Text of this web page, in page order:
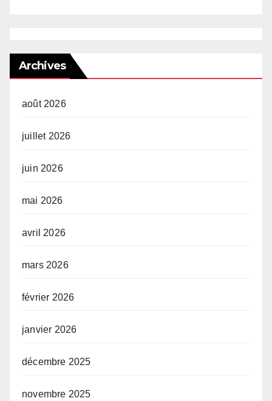
Archives
août 2026
juillet 2026
juin 2026
mai 2026
avril 2026
mars 2026
février 2026
janvier 2026
décembre 2025
novembre 2025